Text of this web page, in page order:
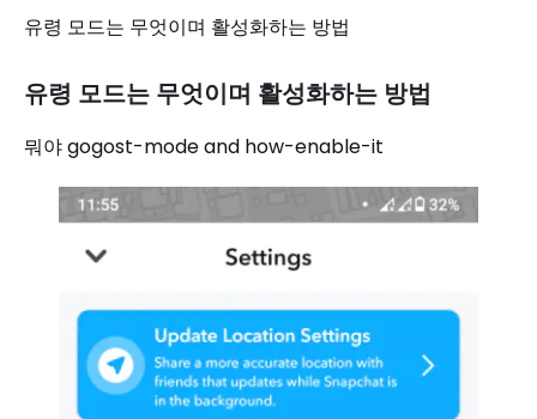
유령 모드는 무엇이며 활성화하는 방법
유령 모드는 무엇이며 활성화하는 방법
뭐야 gogost-mode and how-enable-it